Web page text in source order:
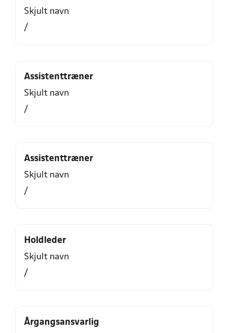
Skjult navn
/
Assistenttræner
Skjult navn
/
Assistenttræner
Skjult navn
/
Holdleder
Skjult navn
/
Årgangsansvarlig